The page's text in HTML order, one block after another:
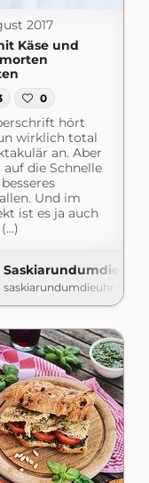
2017
Käse und
0
hört
wirklich total
an. Aber
die Schnelle
Und im
ist es ja auch
SaskiarundumdieUhr